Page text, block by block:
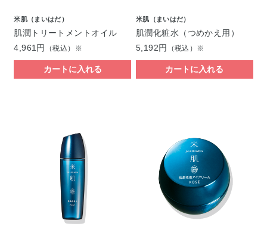
米肌（まいはだ）
肌潤トリートメントオイル
4,961円
（税込）※
カートに入れる
米肌（まいはだ）
肌潤化粧水（つめかえ用）
5,192円
（税込）※
カートに入れる